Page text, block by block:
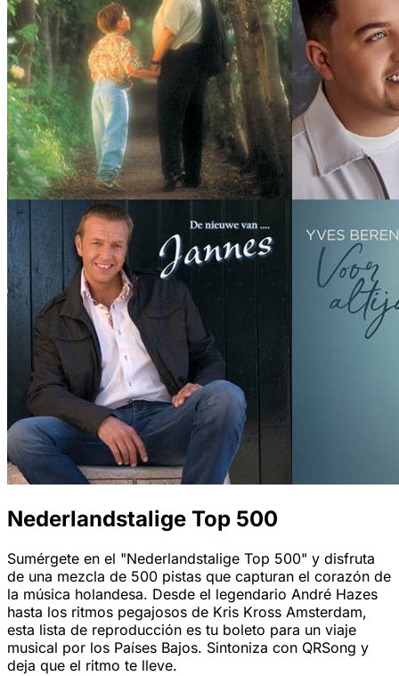
Nederlandstalige Top 500
Sumérgete en el "Nederlandstalige Top 500" y disfruta
de una mezcla de 500 pistas que capturan el corazón de
la música holandesa. Desde el legendario André Hazes
hasta los ritmos pegajosos de Kris Kross Amsterdam,
esta lista de reproducción es tu boleto para un viaje
musical por los Países Bajos. Sintoniza con QRSong y
deja que el ritmo te lleve.